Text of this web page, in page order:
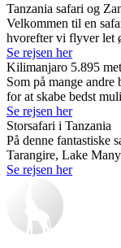
Tanzania safari og
Velkommen til en
hvorefter vi flyver let
Se rejsen her
Kilimanjaro 5.895
Som på mange
for at skabe bedst
Se rejsen her
Storsafari i Tanzania
På denne fantastiske
Tarangire, Lake
Se rejsen her